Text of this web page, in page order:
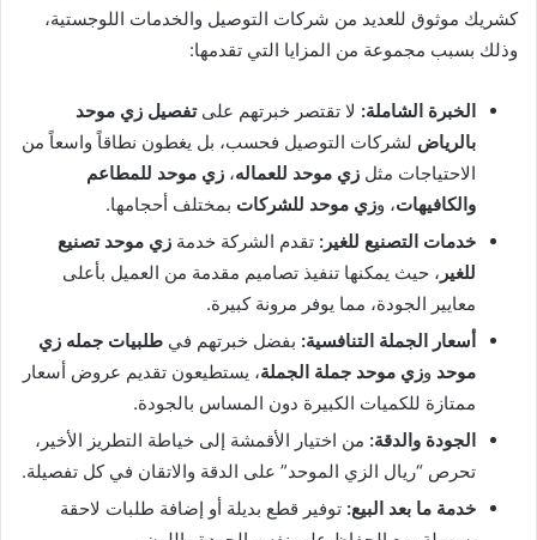
كشريك موثوق للعديد من شركات التوصيل والخدمات اللوجستية،
وذلك بسبب مجموعة من المزايا التي تقدمها:
الخبرة الشاملة: لا تقتصر خبرتهم علىتفصيل زي موحد
بالرياض لشركات التوصيل فحسب، بل يغطون نطاقاً واسعاً من
الاحتياجات مثل زي موحد للعماله، زي موحد للمطاعم
والكافيهات، وزي موحد للشركات بمختلف أحجامها.
خدمات التصنيع للغير: تقدم الشركة خدمة زي موحد تصنيع
للغير ، حيث يمكنها تنفيذ تصاميم مقدمة من العميل بأعلى
معايير الجودة، مما يوفر مرونة كبيرة.
أسعار الجملة التنافسية: بفضل خبرتهم في طلبيات جمله زي
موحد وزي موحد جملة الجملة، يستطيعون تقديم عروض أسعار
ممتازة للكميات الكبيرة دون المساس بالجودة.
الجودة والدقة: من اختيار الأقمشة إلى خياطة التطريز الأخير،
تحرص “ريال الزي الموحد” على الدقة والاتقان في كل تفصيلة.
خدمة ما بعد البيع: توفير قطع بديلة أو إضافة طلبات لاحقة